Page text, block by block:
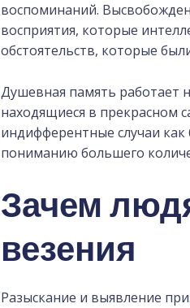
воспоминаний.
восприятия, которые
обстоятельств, которые
Душевная память работает
находящиеся в прекрасном
индифферентные случаи
пониманию большего
Зачем
везения
Разыскание и выявление